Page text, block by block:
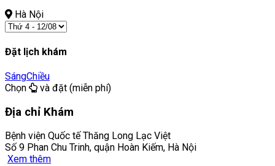
Hà Nội
Đặt lịch khám
SángChiều
Chọn
và đặt (miễn phí)
Địa chỉ Khám
Bệnh viện Quốc tế Thăng Long Lạc Việt
Số 9 Phan Chu Trinh, quận Hoàn Kiếm, Hà Nội
Xem thêm